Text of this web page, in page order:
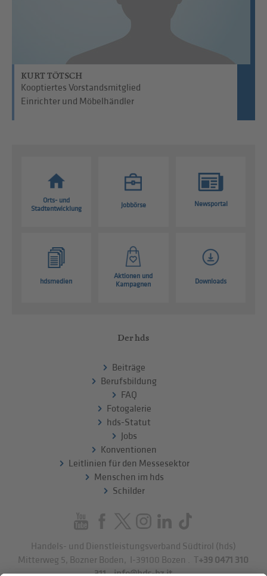
KURT TÖTSCH
Kooptiertes Vorstandsmitglied
Einrichter und Möbelhändler
Orts- und
Stadtentwicklung
Jobbörse Newsportal
hdsmedien
Aktionen und
Kampagnen
Downloads
Der hds
Beiträge
Berufsbildung
FAQ
Fotogalerie
hds-Statut
Jobs
Konventionen
Leitlinien für den Messesektor
Menschen im hds
Schilder
Handels- und Dienstleistungsverband Südtirol (hds)
Mitterweg 5, Bozner Boden
I-39100 Bozen . T+39 0471 310